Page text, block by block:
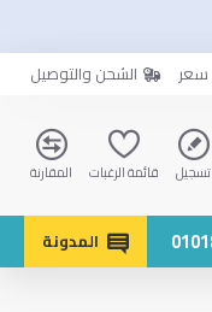
الشحن والتوصيل
تسجيل قائمة الرغبات المقارنة
المدونة